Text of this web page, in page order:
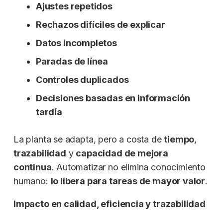
Ajustes repetidos
Rechazos difíciles de explicar
Datos incompletos
Paradas de línea
Controles duplicados
Decisiones basadas en información
tardía
La planta se adapta, pero a costa detiempo,
trazabilidad y capacidad de mejora
continua. Automatizar no elimina conocimiento
humano: lo libera para tareas de mayor valor.
Impacto en calidad, eficiencia y trazabilidad